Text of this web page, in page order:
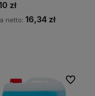
zł
netto: 16,34 zł
Do